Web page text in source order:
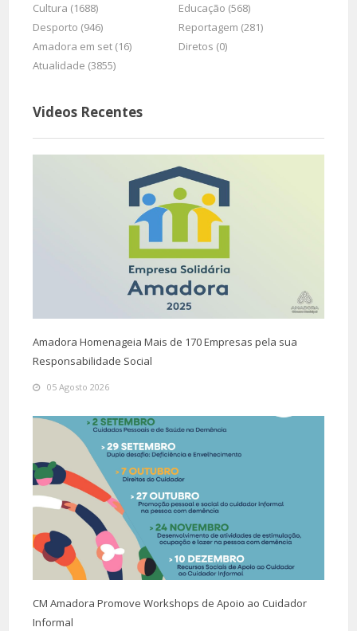
Cultura (1688)
Educação (568)
Desporto (946)
Reportagem (281)
Amadora em set (16)
Diretos (0)
Atualidade (3855)
Videos Recentes
Amadora Homenageia Mais de 170 Empresas pela sua
Responsabilidade Social
05 Agosto 2026
CM Amadora Promove Workshops de Apoio ao Cuidador
Informal